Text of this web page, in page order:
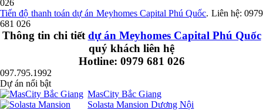
026
Tiến độ thanh toán dự án Meyhomes Capital Phú Quốc. Liên hệ: 0979
681 026
Thông tin chi tiết dự án Meyhomes Capital Phú Quốc
quý khách liên hệ
Hotline: 0979 681 026
097.795.1992
Dự án nổi bật
MasCity Bắc Giang
Solasta Mansion Dương Nội